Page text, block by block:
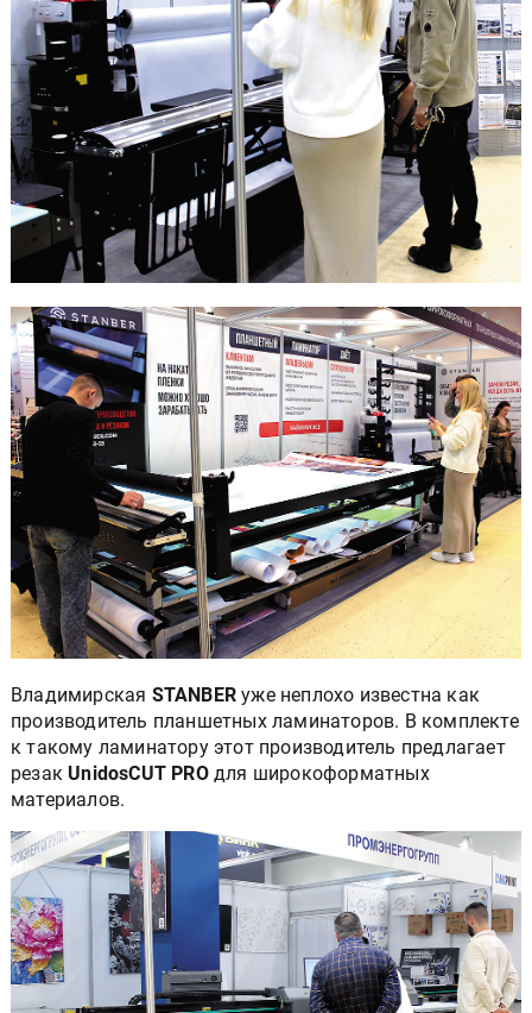
Владимирская STANBER уже неплохо известна как
производитель планшетных ламинаторов. В комплекте
к такому ламинатору этот производитель предлагает
резак UnidosCUT PROдля широкоформатных
материалов.